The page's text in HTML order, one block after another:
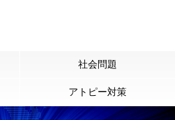
社会問題
アトピー対策